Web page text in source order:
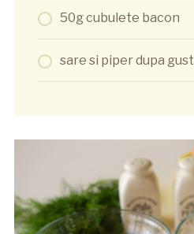
50g cubulete bacon
sare si piper dupa gust